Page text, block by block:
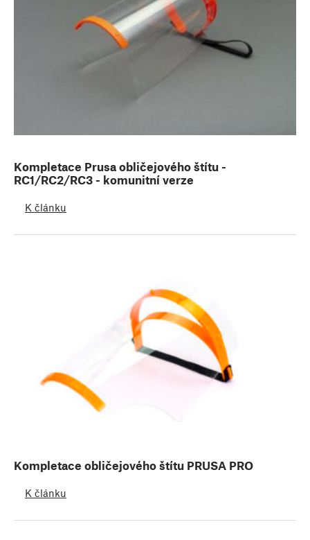
Kompletace Prusa obličejového štítu -
RC1/RC2/RC3 - komunitní verze
K článku
Kompletace obličejového štítu PRUSA PRO
K článku